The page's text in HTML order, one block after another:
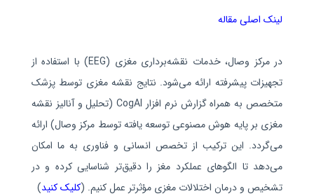
لینک اصلی مقاله
در مرکز وصال، خدمات نقشه‌برداری مغزی (EEG) با استفاده از
تجهیزات پیشرفته ارائه می‌شود. نتایج نقشه مغزی توسط پزشک
متخصص بههمراه گزارش نرم‌ افزار CogAI (تحلیل و آنالیز نقشه
مغزی بر پایه هوش مصنوعی توسعه یافته توسط مرکز وصال) ارائه
می‌گردد. این ترکیب از تخصص انسانی و فناوری به ما امکان
می‌دهد تا الگوهای عملکرد مغز را دقیق‌تر شناسایی کرده و در
تشخیص و درمان اختلالات مغزی مؤثرتر عمل کنیم. (کلیک کنید)